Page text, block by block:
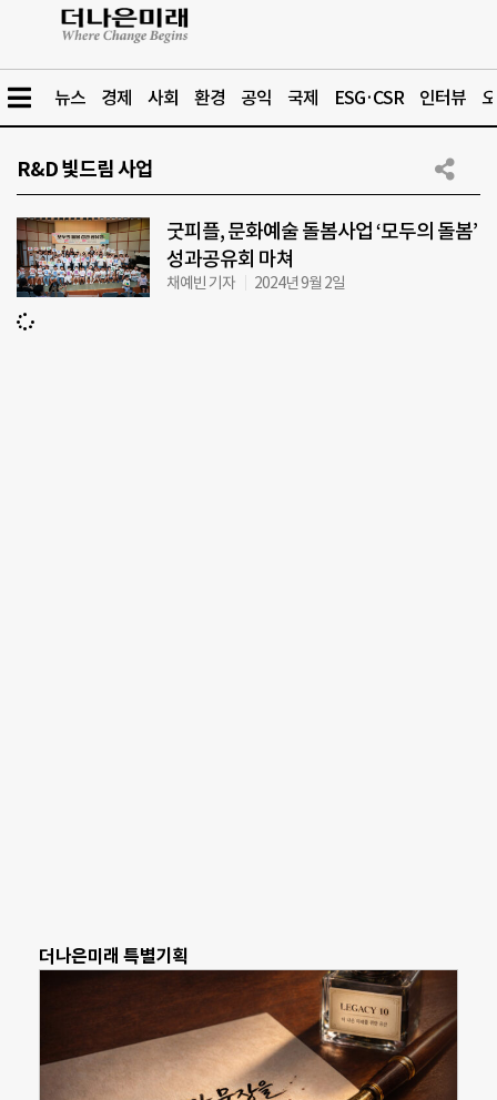
뉴스 경제 사회 환경 공익 국제 ESG·CSR 인터뷰
R&D 빛드림 사업
굿피플, 문화예술 돌봄사업 ‘모두의 돌봄’
성과공유회 마쳐
채예빈 기자 2024년 9월 2일
더나은미래 특별기획